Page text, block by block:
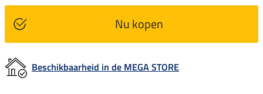
Nu kopen
Beschikbaarheid in de MEGA STORE